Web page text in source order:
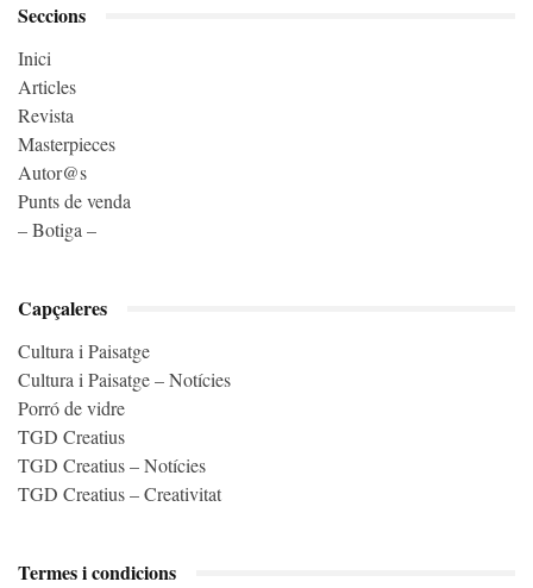
Seccions
Inici
Articles
Revista
Masterpieces
Autor@s
Punts de venda
– Botiga –
Capçaleres
Cultura i Paisatge
Cultura i Paisatge – Notícies
Porró de vidre
TGD Creatius
TGD Creatius – Notícies
TGD Creatius – Creativitat
Termes i condicions